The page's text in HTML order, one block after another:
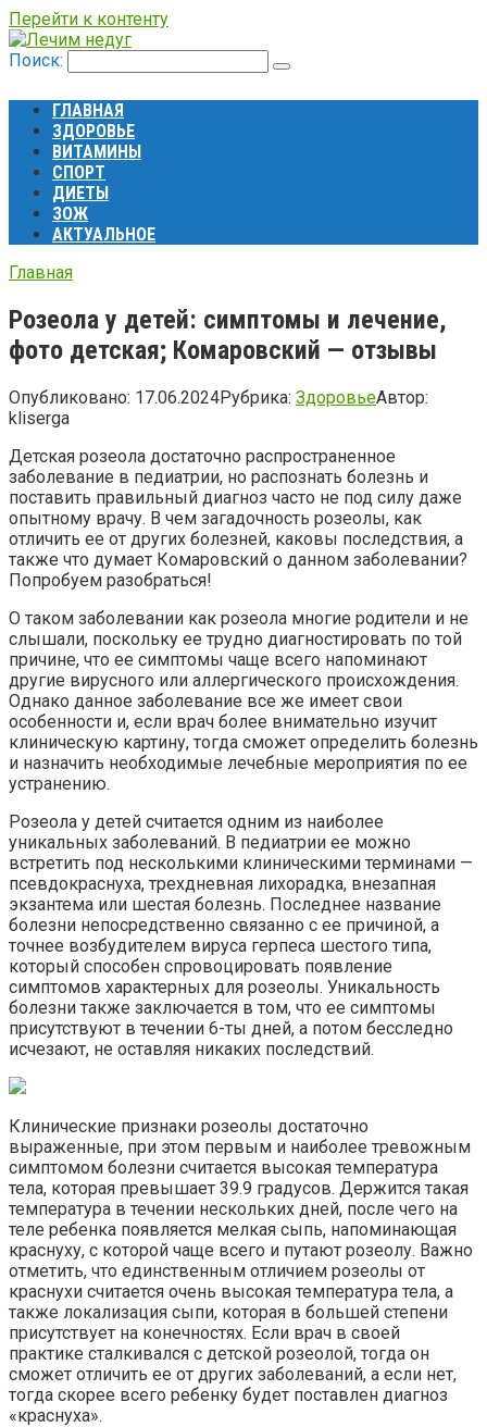
Перейти к контенту
Поиск:
ГЛАВНАЯ
ЗДОРОВЬЕ
ВИТАМИНЫ
СПОРТ
ДИЕТЫ
ЗОЖ
АКТУАЛЬНОЕ
Главная
Розеола у детей: симптомы и лечение,
фото детская; Комаровский — отзывы
Опубликовано: 17.06.2024Рубрика: ЗдоровьеАвтор:
kliserga
Детская розеола достаточно распространенное
заболевание в педиатрии, но распознать болезнь и
поставить правильный диагноз часто не под силу даже
опытному врачу. В чем загадочность розеолы, как
отличить ее от других болезней, каковы последствия, а
также что думает Комаровский о данном заболевании?
Попробуем разобраться!
О таком заболевании как розеола многие родители и не
слышали, поскольку ее трудно диагностировать по той
причине, что ее симптомы чаще всего напоминают
другие вирусного или аллергического происхождения.
Однако данное заболевание все же имеет свои
особенности и, если врач более внимательно изучит
клиническую картину, тогда сможет определить болезнь
и назначить необходимые лечебные мероприятия по ее
устранению.
Розеола у детей считается одним из наиболее
уникальных заболеваний. В педиатрии ее можно
встретить под несколькими клиническими терминами —
псевдокраснуха, трехдневная лихорадка, внезапная
экзантема или шестая болезнь. Последнее название
болезни непосредственно связанно с ее причиной, а
точнее возбудителем вируса герпеса шестого типа,
который способен спровоцировать появление
симптомов характерных для розеолы. Уникальность
болезни также заключается в том, что ее симптомы
присутствуют в течении 6-ты дней, а потом бесследно
исчезают, не оставляя никаких последствий.
Клинические признаки розеолы достаточно
выраженные, при этом первым и наиболее тревожным
симптомом болезни считается высокая температура
тела, которая превышает 39.9 градусов. Держится такая
температура в течении нескольких дней, после чего на
теле ребенка появляется мелкая сыпь, напоминающая
краснуху, с которой чаще всего и путают розеолу. Важно
отметить, что единственным отличием розеолы от
краснухи считается очень высокая температура тела, а
также локализация сыпи, которая в большей степени
присутствует на конечностях. Если врач в своей
практике сталкивался с детской розеолой, тогда он
сможет отличить ее от других заболеваний, а если нет,
тогда скорее всего ребенку будет поставлен диагноз
«краснуха».